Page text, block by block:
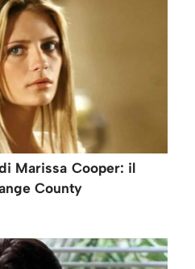
Marissa Cooper: il
County